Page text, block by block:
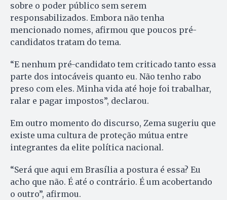
sobre o poder público sem serem
responsabilizados. Embora não tenha
mencionado nomes, afirmou que poucos pré-
candidatos tratam do tema.
“E nenhum pré-candidato tem criticado tanto essa
parte dos intocáveis quanto eu. Não tenho rabo
preso com eles. Minha vida até hoje foi trabalhar,
ralar e pagar impostos”, declarou.
Em outro momento do discurso, Zema sugeriu que
existe uma cultura de proteção mútua entre
integrantes da elite política nacional.
“Será que aqui em Brasília a postura é essa? Eu
acho que não. É até o contrário. É um acobertando
o outro”, afirmou.